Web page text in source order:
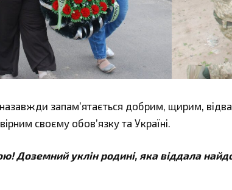
запам’ятається добрим, щирим,
своєму обов’язку та Україні.
Доземний уклін родині, яка віддала